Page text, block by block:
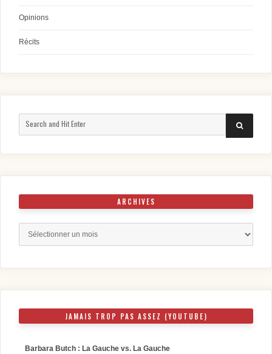
Opinions
Récits
for:
SEARCH
ARCHIVES
JAMAIS TROP PAS ASSEZ (YOUTUBE)
Barbara Butch : La Gauche vs. La Gauche